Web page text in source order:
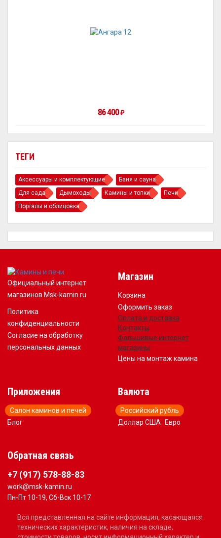
ТЕГИ
Аксессуары и комплектующие
Баня и сауна
Для сада
Дымоходы Камины и топки
Печи
Порталы и облицовка
86 400 ₽
Официальный интернет
магазинов Msk-kamin.ru
Политика
конфиденциальности
Согласие на обработку
персональных данных
Магазин
Корзина
Оформить заказ
Оплата и доставка
Контакты
Фальшивые интернет
магазины
Цены на монтаж камина
Приложения
Салон каминов и печей
Блог
Валюта
Российский рубль
Доллар США
Евро
Обратная связь
+7 (917) 578-88-83
work@msk-kamin.ru
Пн-Пт 10-19, Сб-Вск 10-17
Вся представленная на сайте информация, касающаяся
технических характеристик, наличия на складе,